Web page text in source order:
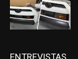
ENTREVISTAS